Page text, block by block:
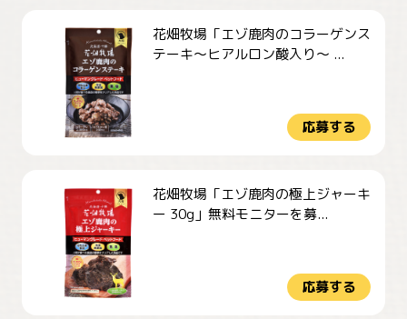
花畑牧場「エゾ鹿肉のコラーゲンス
テーキ～ヒアルロン酸入り～ ...
応募する
花畑牧場「エゾ鹿肉の極上ジャーキ
ー 30g」無料モニターを募...
応募する